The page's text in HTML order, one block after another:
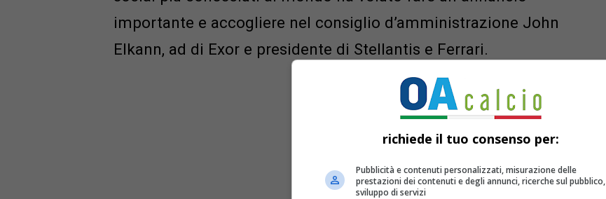
importante e accogliere nel consiglio d’amministrazione John
Elkann, ad di Exor e presidente di Stellantis e Ferrari.
richiede il tuo consenso per:
Pubblicità e contenuti personalizzati, misurazione delle
prestazioni dei contenuti e degli annunci, ricerche sul pubblico,
sviluppo di servizi